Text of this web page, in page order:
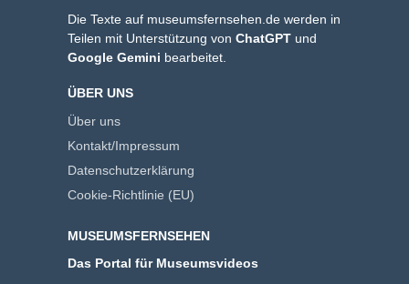
Die Texte auf museumsfernsehen.de werden in
Teilen mit Unterstützung von ChatGPT und
Google Gemini bearbeitet.
ÜBER UNS
Über uns
Kontakt/Impressum
Datenschutzerklärung
Cookie-Richtlinie (EU)
MUSEUMSFERNSEHEN
Das Portal für Museumsvideos